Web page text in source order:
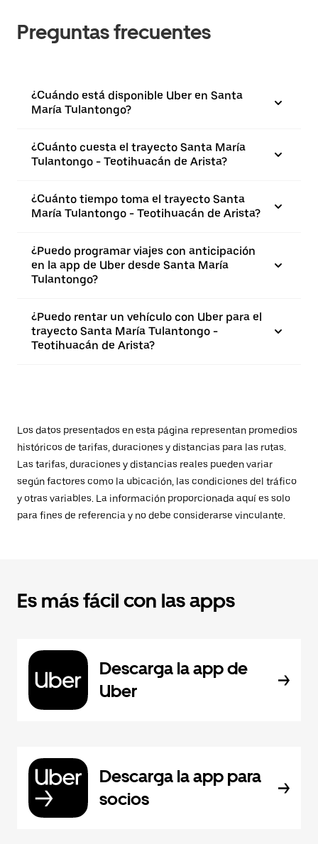
Preguntas frecuentes
¿Cuándo está disponible Uber en Santa
María Tulantongo?
¿Cuánto cuesta el trayecto Santa María
Tulantongo - Teotihuacán de Arista?
¿Cuánto tiempo toma el trayecto Santa
María Tulantongo - Teotihuacán de Arista?
¿Puedo programar viajes con anticipación
en la app de Uber desde Santa María
Tulantongo?
¿Puedo rentar un vehículo con Uber para el
trayecto Santa María Tulantongo -
Teotihuacán de Arista?
Los datos presentados en esta página representan promedios
históricos de tarifas, duraciones y distancias para las rutas.
Las tarifas, duraciones y distancias reales pueden variar
según factores como la ubicación, las condiciones del tráfico
y otras variables. La información proporcionada aquí es solo
para fines de referencia y no debe considerarse vinculante.
Es más fácil con las apps
Descarga la app de
Uber
Descarga la app para
socios